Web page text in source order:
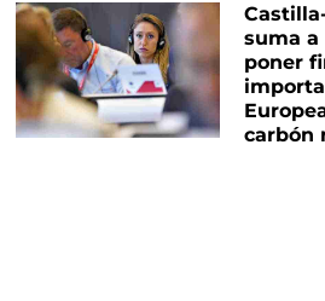
suma
poner
carbón